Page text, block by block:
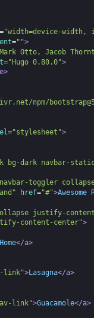
="width=device-
="">
Otto, Jacob
="Hugo 0.80.0">
npm/
="stylesheet">
bg-dark navbar-
toggler
href="#">Awesome
justify-
content-center">
</a>
link">Lasagna</a>
link">Guacamole</a>